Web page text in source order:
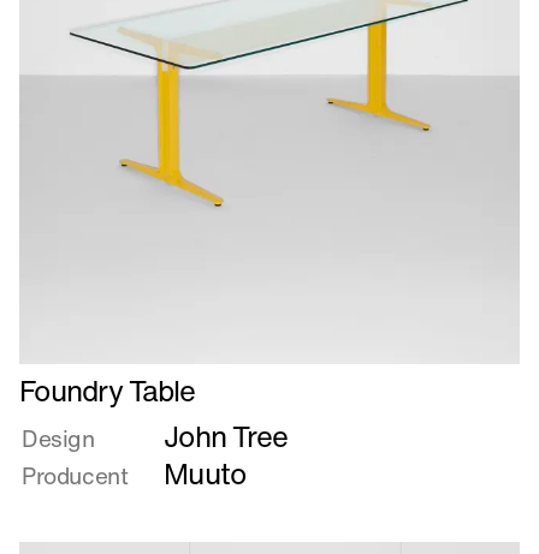
Læs
mere
om
Foundry
Table
Foundry Table
Design John Tree
Producent Muuto